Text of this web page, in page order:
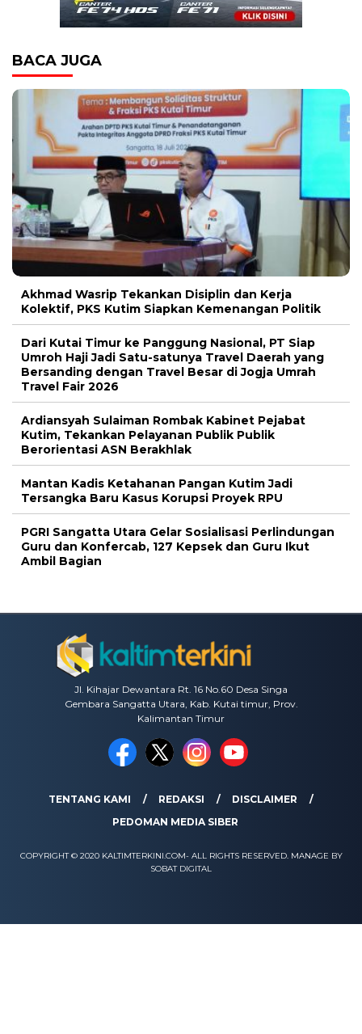
BACA JUGA
Akhmad Wasrip Tekankan Disiplin dan Kerja
Kolektif, PKS Kutim Siapkan Kemenangan Politik
Dari Kutai Timur ke Panggung Nasional, PT Siap
Umroh Haji Jadi Satu-satunya Travel Daerah yang
Bersanding dengan Travel Besar di Jogja Umrah
Travel Fair 2026
Ardiansyah Sulaiman Rombak Kabinet Pejabat
Kutim, Tekankan Pelayanan Publik Publik
Berorientasi ASN Berakhlak
Mantan Kadis Ketahanan Pangan Kutim Jadi
Tersangka Baru Kasus Korupsi Proyek RPU
PGRI Sangatta Utara Gelar Sosialisasi Perlindungan
Guru dan Konfercab, 127 Kepsek dan Guru Ikut
Ambil Bagian
Jl. Kihajar Dewantara Rt. 16 No.60 Desa Singa
Gembara Sangatta Utara, Kab. Kutai timur, Prov.
Kalimantan Timur
TENTANG KAMI REDAKSI
DISCLAIMER
PEDOMAN MEDIA SIBER
COPYRIGHT © 2020 KALTIMTERKINI.COM- ALL RIGHTS RESERVED. MANAGE BY
SOBAT DIGITAL